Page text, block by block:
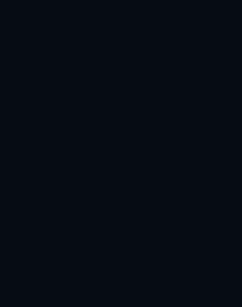
HC-IS-D
for container with